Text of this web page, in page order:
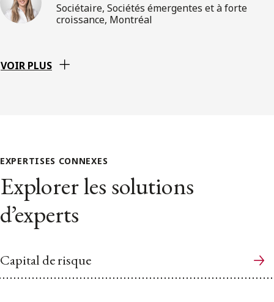
Sociétaire, Sociétés émergentes et à forte
croissance, Montréal
VOIR PLUS
EXPERTISES CONNEXES
Explorer les solutions
d’experts
Capital de risque